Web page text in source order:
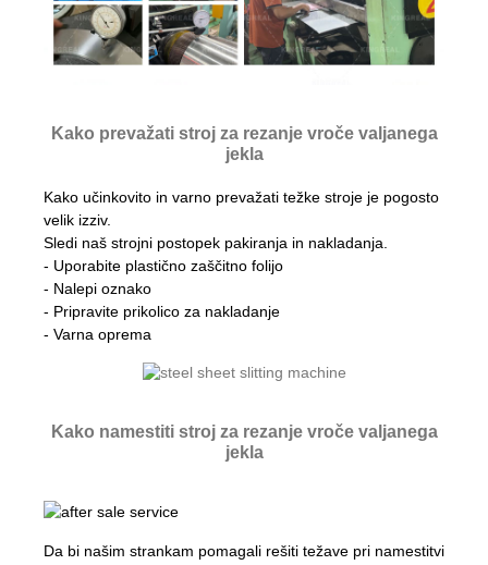
Kako prevažati stroj za rezanje vroče valjanega
jekla
Kako učinkovito in varno prevažati težke stroje je pogosto
velik izziv.
Sledi naš strojni postopek pakiranja in nakladanja.
- Uporabite plastično zaščitno folijo
- Nalepi oznako
- Pripravite prikolico za nakladanje
- Varna oprema
Kako namestiti stroj za rezanje vroče valjanega
jekla
Da bi našim strankam pomagali rešiti težave pri namestitvi